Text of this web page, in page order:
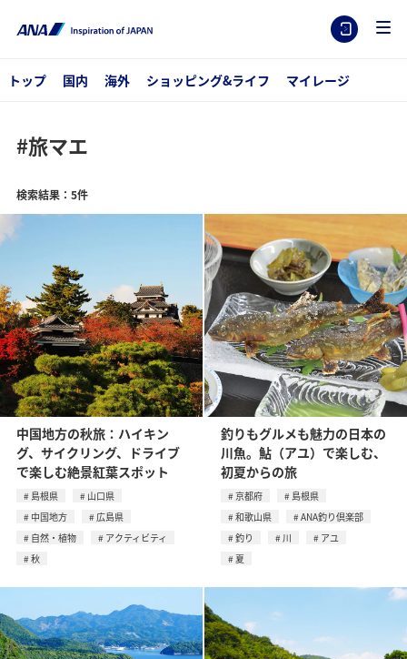
トップ 国内 海外 ショッピング&ライフ マイレージ
#旅マエ
検索結果：5件
中国地方の秋旅：ハイキン
グ、サイクリング、ドライブ
で楽しむ絶景紅葉スポット
島根県
山口県
中国地方
広島県
自然・植物
アクティビティ
秋
釣りもグルメも魅力の日本の
川魚。鮎（アユ）で楽しむ、
初夏からの旅
京都府
島根県
和歌山県
ANA釣り倶楽部
釣り
川
アユ
夏